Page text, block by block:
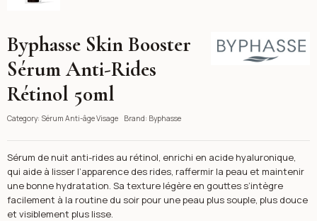
Byphasse
Byphasse Skin Booster
Sérum Anti-Rides
Rétinol 50ml
Category: Sérum Anti-âge Visage Brand: Byphasse
Sérum de nuit anti-rides au rétinol, enrichi en acide hyaluronique,
qui aide à lisser l’apparence des rides, raffermir la peau et maintenir
une bonne hydratation. Sa texture légère en gouttes s’intègre
facilement à la routine du soir pour une peau plus souple, plus douce
et visiblement plus lisse.